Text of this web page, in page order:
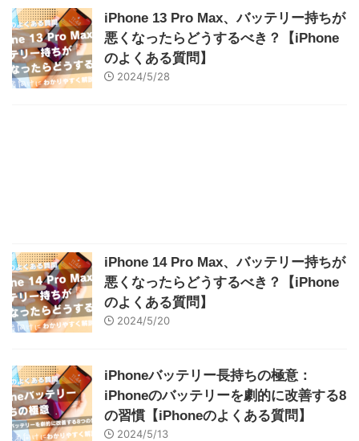
iPhone 13 Pro Max、バッテリー持ちが
悪くなったらどうするべき？【iPhone
のよくある質問】
2024/5/28
iPhone 14 Pro Max、バッテリー持ちが
悪くなったらどうするべき？【iPhone
のよくある質問】
2024/5/20
iPhoneバッテリー長持ちの極意：
iPhoneのバッテリーを劇的に改善する8
の習慣【iPhoneのよくある質問】
2024/5/13